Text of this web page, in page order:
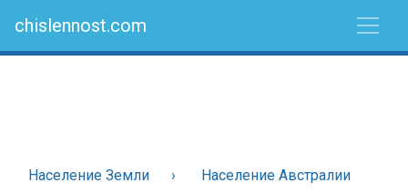
chislennost.com
Население Земли Население Австралии